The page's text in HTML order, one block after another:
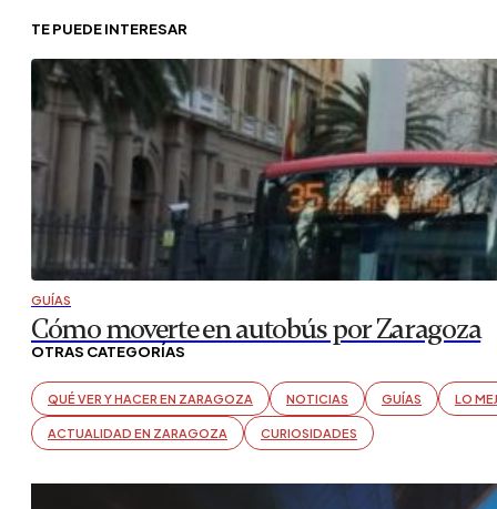
TE PUEDE INTERESAR
GUÍAS
Cómo moverte en autobús por Zaragoza
OTRAS CATEGORÍAS
QUÉ VER Y HACER EN ZARAGOZA NOTICIAS GUÍAS LO
ACTUALIDAD EN ZARAGOZA CURIOSIDADES